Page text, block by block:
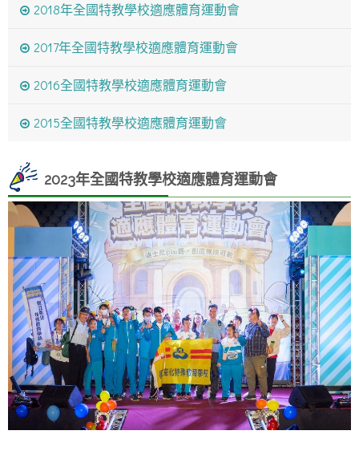
2018年全國特教學校適應體育運動會
2017年全國特教學校適應體育運動會
2016全國特教學校適應體育運動會
2015全國特教學校適應體育運動會
2023年全國特教學校適應體育運動會